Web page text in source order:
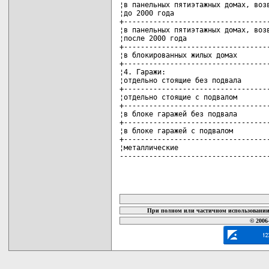
¦в панельных пятиэтажных
¦до 2000 года
¦в панельных пятиэтажных
¦после 2000 года
¦в блокированных жилых
¦4. Гаражи:
¦отдельно стоящие без
¦отдельно стоящие с
¦в блоке гаражей без
¦в блоке гаражей с
¦металлические
При полном или частичном
©